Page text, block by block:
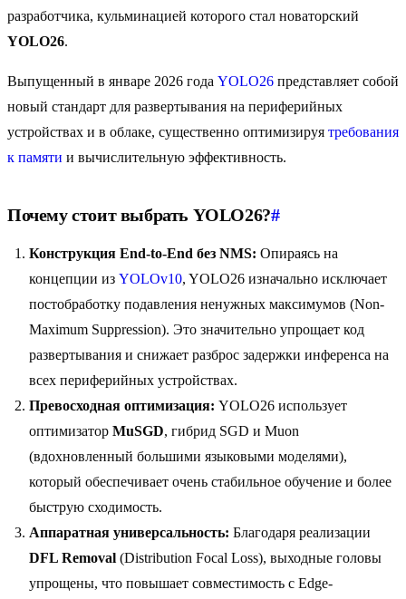
разработчика, кульминацией которого стал новаторский
YOLO26.
Выпущенный в январе 2026 года YOLO26 представляет собой
новый стандарт для развертывания на периферийных
устройствах и в облаке, существенно оптимизируя требования
к памяти и вычислительную эффективность.
Почему стоит выбрать YOLO26?#
Конструкция End-to-End без NMS: Опираясь на
концепции из YOLOv10, YOLO26 изначально исключает
постобработку подавления ненужных максимумов (Non-
Maximum Suppression). Это значительно упрощает код
развертывания и снижает разброс задержки инференса на
всех периферийных устройствах.
Превосходная оптимизация: YOLO26 использует
оптимизатор MuSGD, гибрид SGD и Muon
(вдохновленный большими языковыми моделями),
который обеспечивает очень стабильное обучение и более
быструю сходимость.
Аппаратная универсальность: Благодаря реализации
DFL Removal (Distribution Focal Loss), выходные головы
упрощены, что повышает совместимость с Edge-